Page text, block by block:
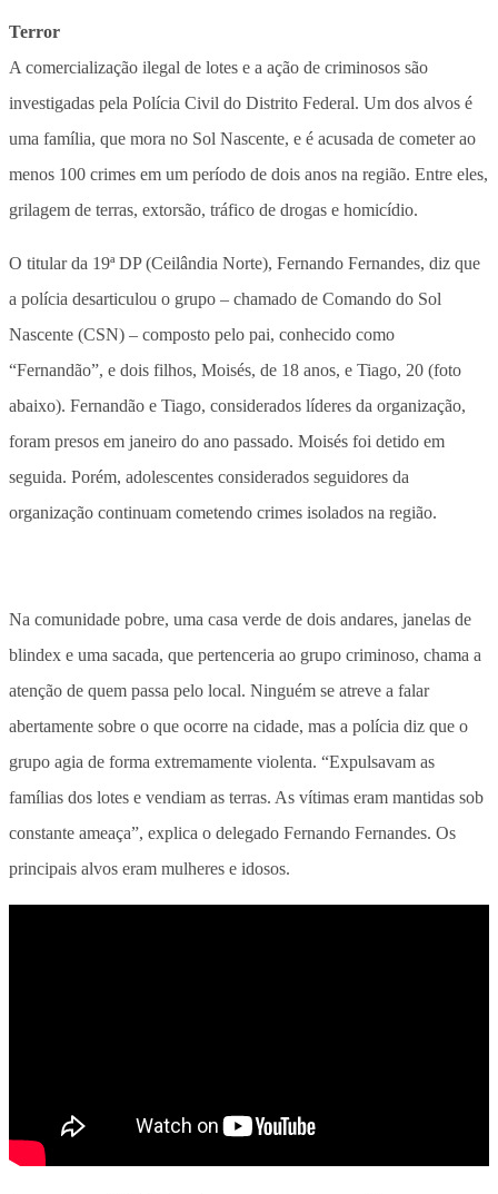
Terror
A comercialização ilegal de lotes e a ação de criminosos são
investigadas pela Polícia Civil do Distrito Federal. Um dos alvos é
uma família, que mora no Sol Nascente, e é acusada de cometer ao
menos 100 crimes em um período de dois anos na região. Entre eles,
grilagem de terras, extorsão, tráfico de drogas e homicídio.
O titular da 19ª DP (Ceilândia Norte), Fernando Fernandes, diz que
a polícia desarticulou o grupo – chamado de Comando do Sol
Nascente (CSN) – composto pelo pai, conhecido como
“Fernandão”, e dois filhos, Moisés, de 18 anos, e Tiago, 20 (foto
abaixo). Fernandão e Tiago, considerados líderes da organização,
foram presos em janeiro do ano passado. Moisés foi detido em
seguida. Porém, adolescentes considerados seguidores da
organização continuam cometendo crimes isolados na região.
Na comunidade pobre, uma casa verde de dois andares, janelas de
blindex e uma sacada, que pertenceria ao grupo criminoso, chama a
atenção de quem passa pelo local. Ninguém se atreve a falar
abertamente sobre o que ocorre na cidade, mas a polícia diz que o
grupo agia de forma extremamente violenta. “Expulsavam as
famílias dos lotes e vendiam as terras. As vítimas eram mantidas sob
constante ameaça”, explica o delegado Fernando Fernandes. Os
principais alvos eram mulheres e idosos.